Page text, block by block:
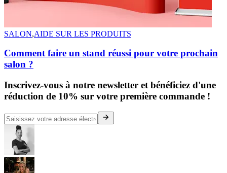
SALON,AIDE SUR LES PRODUITS
Comment faire un stand réussi pour votre prochain
salon ?
Inscrivez-vous à notre newsletter et bénéficiez d'une
réduction de 10% sur votre première commande !